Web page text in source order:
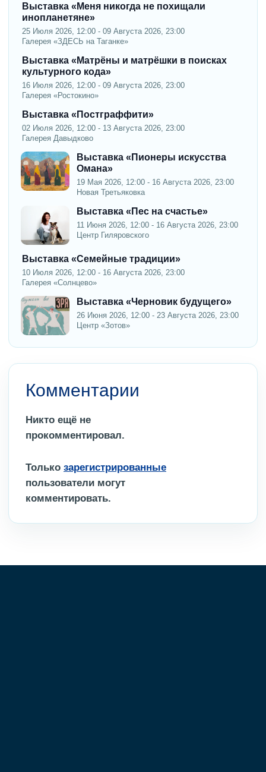
Выставка «Меня никогда не похищали
инопланетяне»
25 Июля 2026, 12:00 - 09 Августа 2026, 23:00
Галерея «ЗДЕСЬ на Таганке»
Выставка «Матрёны и матрёшки в поисках
культурного кода»
16 Июля 2026, 12:00 - 09 Августа 2026, 23:00
Галерея «Ростокино»
Выставка «Постграффити»
02 Июля 2026, 12:00 - 13 Августа 2026, 23:00
Галерея Давыдково
Выставка «Пионеры искусства
Омана»
19 Мая 2026, 12:00 - 16 Августа 2026, 23:00
Новая Третьяковка
Выставка «Пес на счастье»
11 Июня 2026, 12:00 - 16 Августа 2026, 23:00
Центр Гиляровского
Выставка «Семейные традиции»
10 Июля 2026, 12:00 - 16 Августа 2026, 23:00
Галерея «Солнцево»
Выставка «Черновик будущего»
26 Июня 2026, 12:00 - 23 Августа 2026, 23:00
Центр «Зотов»
Комментарии
Никто ещё не
прокомментировал.
Только зарегистрированные
пользователи могут
комментировать.